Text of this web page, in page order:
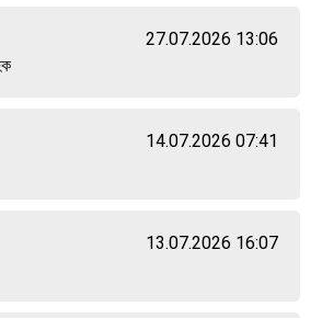
27.07.2026 13:06
14.07.2026 07:41
13.07.2026 16:07